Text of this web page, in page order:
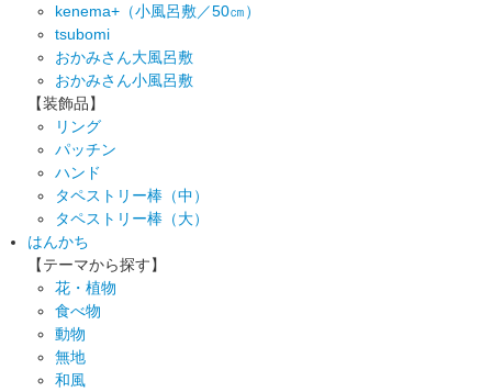
kenema+（小風呂敷／50㎝）
tsubomi
おかみさん大風呂敷
おかみさん小風呂敷
【装飾品】
リング
パッチン
ハンド
タペストリー棒（中）
タペストリー棒（大）
はんかち
【テーマから探す】
花・植物
食べ物
動物
無地
和風